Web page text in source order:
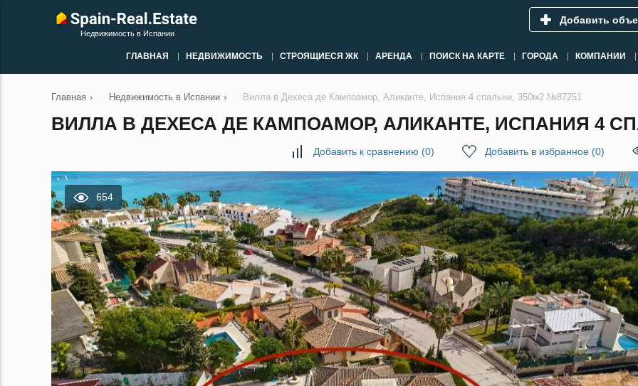
Недвижимость в Испании
Добавить
ГЛАВНАЯ НЕДВИЖИМОСТЬ СТРОЯЩИЕСЯ ЖК АРЕНДА ПОИСК НА КАРТЕ ГОРОДА КОМПАНИИ
Главная › Недвижимость в Испании › Вилла в Дехеса де Кампоамор, Аликанте, Испания 4 спальни, 350м2 №87251
ВИЛЛА В ДЕХЕСА ДЕ КАМПОАМОР, АЛИКАНТЕ, ИСПАНИЯ 4
Добавить к сравнению (0) Добавить в избранное (0)
654